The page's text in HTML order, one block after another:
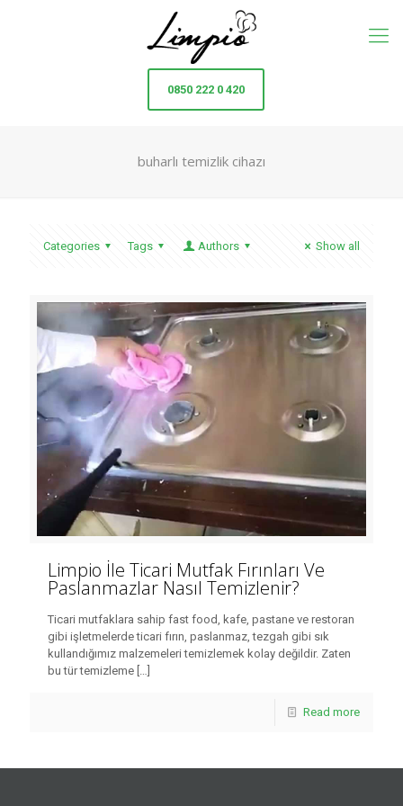
0850 222 0 420
buharlı temizlik cihazı
Categories Tags Authors Show all
Limpio İle Ticari Mutfak Fırınları Ve
Paslanmazlar Nasıl Temizlenir?
Ticari mutfaklara sahip fast food, kafe, pastane ve restoran
gibi işletmelerde ticari fırın, paslanmaz, tezgah gibi sık
kullandığımız malzemeleri temizlemek kolay değildir. Zaten
bu tür temizleme […]
Read more